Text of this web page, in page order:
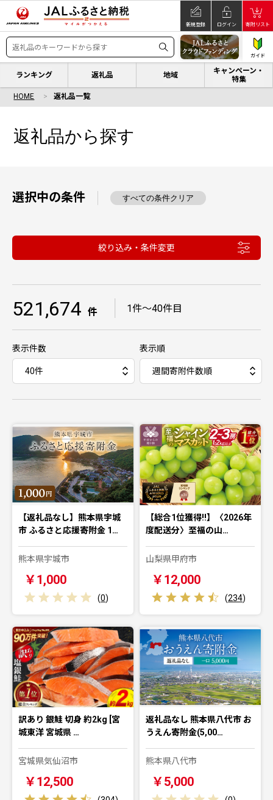
新規登録 ログイン 寄附リスト
ガイド
ランキング 返礼品 地域
キャンペーン・
特集
HOME 返礼品一覧
返礼品から探す
選択中の条件 すべての条件クリア
絞り込み・条件変更
521,674 件 1件〜40件目
表示件数 表示順
【返礼品なし】熊本県宇城
市 ふるさと応援寄附金 1…
熊本県宇城市
￥1,000
(0)
【総合1位獲得!!】〈2026年
度配送分〉至福の山…
山梨県甲府市
￥12,000
(234)
訳あり 銀鮭 切身 約2kg [宮
城東洋 宮城県 …
宮城県気仙沼市
￥12,500
返礼品なし 熊本県八代市 お
うえん寄附金(5,00…
熊本県八代市
￥5,000